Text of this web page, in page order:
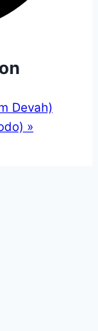
Devah)
»